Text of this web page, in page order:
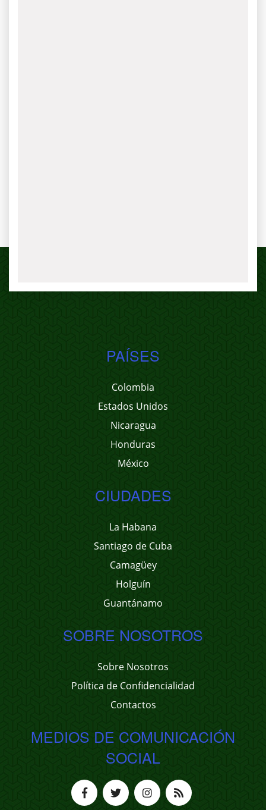
PAÍSES
Colombia
Estados Unidos
Nicaragua
Honduras
México
CIUDADES
La Habana
Santiago de Cuba
Camagüey
Holguín
Guantánamo
SOBRE NOSOTROS
Sobre Nosotros
Política de Confidencialidad
Contactos
MEDIOS DE COMUNICACIÓN
SOCIAL